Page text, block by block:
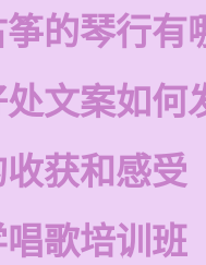
的琴行有
文案如何
获和感受
歌培训班